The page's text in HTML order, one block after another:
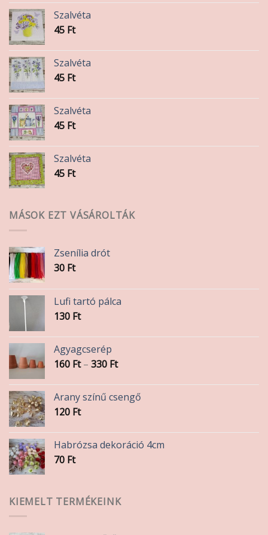
Szalvéta
45 Ft
Szalvéta
45 Ft
Szalvéta
45 Ft
Szalvéta
45 Ft
MÁSOK EZT VÁSÁROLTÁK
Zsenília drót
30 Ft
Lufi tartó pálca
130 Ft
Agyagcserép
160 Ft – 330 FtÁrtartomány:
-
330 Ft
Arany színű csengő
120 Ft
Habrózsa dekoráció 4cm
70 Ft
KIEMELT TERMÉKEINK